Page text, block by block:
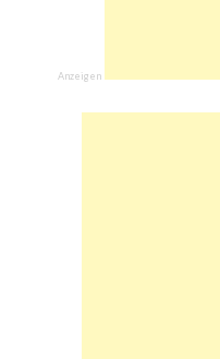
Anzeigen